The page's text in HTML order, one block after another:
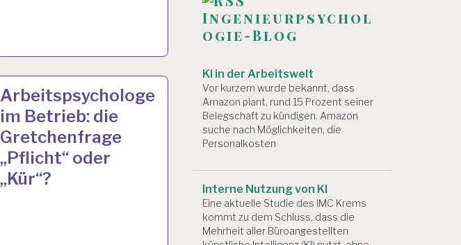
ARBEITSANALYSE…
Arbeitspsychologe
im Betrieb: die
Gretchenfrage
„Pflicht“ oder
„Kür“?
10 JAN. 2013
Ingenieurpsychol
ogie-Blog
KI in der Arbeitswelt
Vor kurzem wurde bekannt, dass
Amazon plant, rund 15 Prozent seiner
Belegschaft zu kündigen. Amazon
suche nach Möglichkeiten, die
Personalkosten
Interne Nutzung von KI
Eine aktuelle Studie des IMC Krems
kommt zu dem Schluss, dass die
Mehrheit aller Büroangestellten